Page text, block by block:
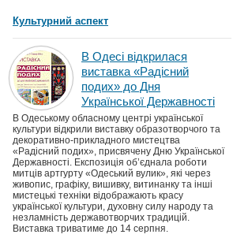
Культурний аспект
В Одесі відкрилася
виставка «Радісний
подих» до Дня
Української Державності
В Одеському обласному центрі української
культури відкрили виставку образотворчого та
декоративно-прикладного мистецтва
«Радісний подих», присвячену Дню Української
Державності. Експозиція об’єднала роботи
митців артгурту «Одеський вулик», які через
живопис, графіку, вишивку, витинанку та інші
мистецькі техніки відображають красу
української культури, духовну силу народу та
незламність державотворчих традицій.
Виставка триватиме до 14 серпня.